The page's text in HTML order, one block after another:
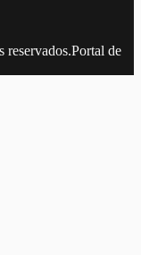
reservados.Portal de